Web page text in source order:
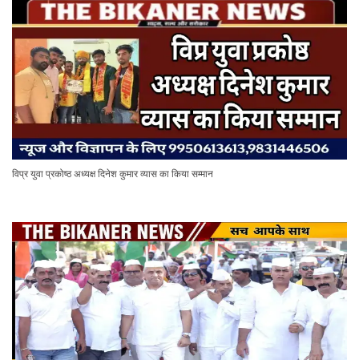
विप्र युवा प्रकोष्ठ अध्यक्ष दिनेश कुमार व्यास का किया सम्मान